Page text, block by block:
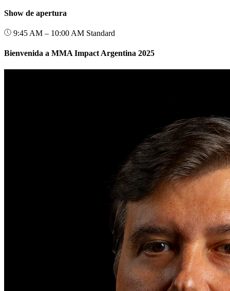
Show de apertura
9:45 AM – 10:00 AM Standard
Bienvenida a MMA Impact Argentina 2025